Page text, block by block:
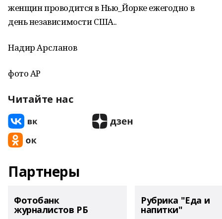
женщин проводится в Нью_Йорке ежегодно в
день независимости США..
Надир Арсланов
фото АР
Читайте нас
Партнеры
Фотобанк
журналистов РБ
Рубрика "Еда и
напитки"